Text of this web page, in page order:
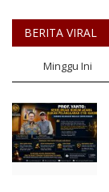
BERITA VIRAL
Minggu Ini